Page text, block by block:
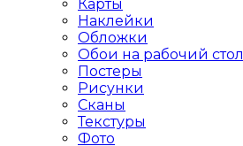
Карты
Наклейки
Обложки
Обои на рабочий стол
Постеры
Рисунки
Сканы
Текстуры
Фото